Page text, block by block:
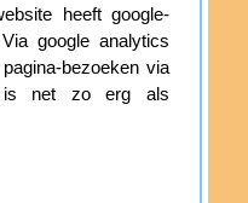
heeft google-
google analytics
bezoeken via
is net zo erg als